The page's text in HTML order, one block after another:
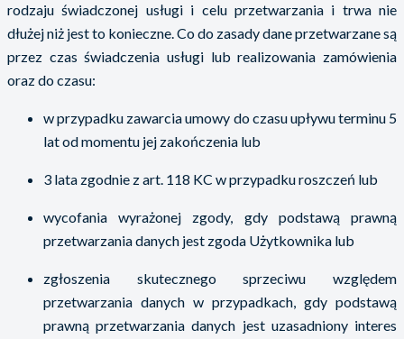
rodzaju świadczonej usługi i celu przetwarzania i trwa nie
dłużej niż jest to konieczne. Co do zasady dane przetwarzane są
przez czas świadczenia usługi lub realizowania zamówienia
oraz do czasu:
w przypadku zawarcia umowy do czasu upływu terminu 5
lat od momentu jej zakończenia lub
3 lata zgodnie z art. 118 KC w przypadku roszczeń lub
wycofania wyrażonej zgody, gdy podstawą prawną
przetwarzania danych jest zgoda Użytkownika lub
zgłoszenia skutecznego sprzeciwu względem
przetwarzania danych w przypadkach, gdy podstawą
prawną przetwarzania danych jest uzasadniony interes